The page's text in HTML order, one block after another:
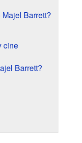
Barrett?
cine
Barrett?